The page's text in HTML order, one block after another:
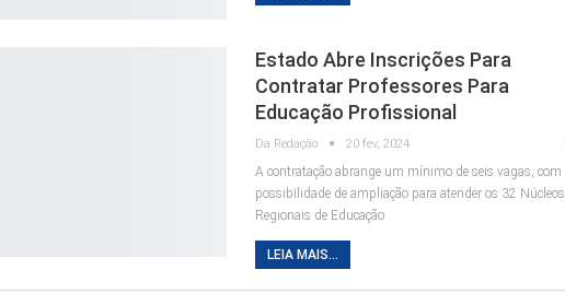
Estado Abre Inscrições Para
Contratar Professores Para
Educação Profissional
Da Redação 20 fev, 2024
A contratação abrange um mínimo de seis vagas, com
possibilidade de ampliação para atender os 32 Núcleos
Regionais de Educação
LEIA MAIS...